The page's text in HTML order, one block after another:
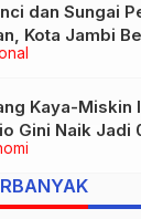
dan Sungai
Kota Jambi
Kaya-Miskin
Gini Naik